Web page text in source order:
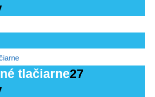
tlačiarne27